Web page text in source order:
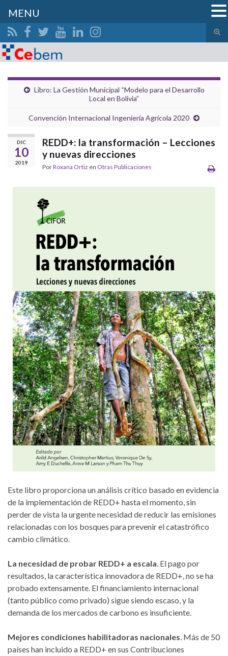
el
Search for:
Libro: La Gestión Municipal “Modelo para el Desarrollo
Local en Bolivia”
Convención Internacional Ingeniería Agrícola 2020
DIC
10
2019
REDD+: la transformación – Lecciones
y nuevas direcciones
PorRoxana Ortiz en Otras Publicaciones
Este libro proporciona un análisis crítico basado en evidencia
de la implementación de REDD+ hasta el momento, sin
perder de vista la urgente necesidad de reducir las emisiones
relacionadas con los bosques para prevenir el catastrófico
cambio climático.
La necesidad de probar REDD+ a escala. El pago por
resultados, la característica innovadora de REDD+, no se ha
probado extensamente. El financiamiento internacional
(tanto público como privado) sigue siendo escaso, y la
demanda de los mercados de carbono es insuficiente.
Mejores condiciones habilitadoras nacionales. Más de 50
países han incluido a REDD+ en sus Contribuciones
MENU